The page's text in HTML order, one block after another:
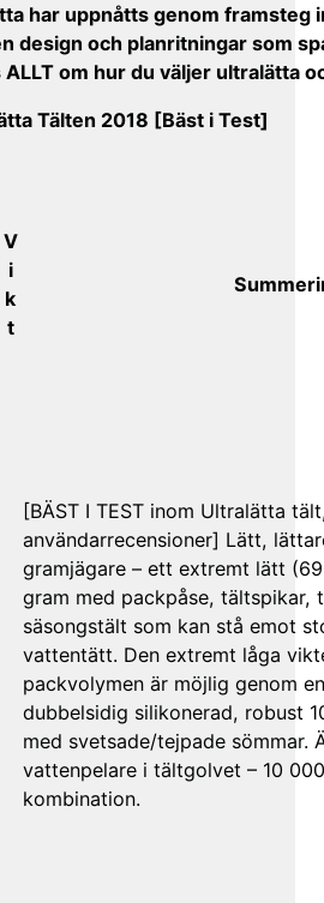
har uppnåtts genom framsteg
design och planritningar som
om hur du väljer ultralätta
Tälten 2018 [Bäst i Test]
V
i
k
t
[BÄST I TEST inom Ultralätta
användarrecensioner] Lätt,
gramjägare – ett extremt lätt
gram med packpåse, tältspikar,
säsongstält som kan stå emot
vattentätt. Den extremt låga
packvolymen är möjlig genom
dubbelsidig silikonerad, robust
med svetsade/tejpade sömmar.
vattenpelare i tältgolvet – 10
kombination.